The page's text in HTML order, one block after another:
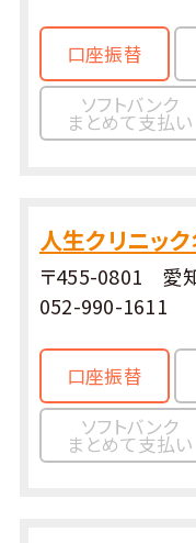
口座振替
ソフトバンク
まとめて支払い
人生クリニック
〒455-0801 愛
052-990-1611
口座振替
ソフトバンク
まとめて支払い